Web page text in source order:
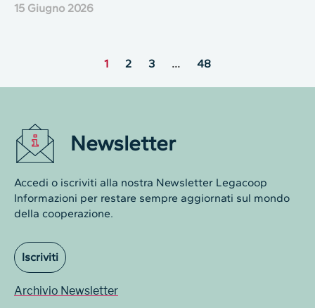
15 Giugno 2026
1 2 3 … 48
Newsletter
Accedi o iscriviti alla nostra Newsletter Legacoop
Informazioni per restare sempre aggiornati sul mondo
della cooperazione.
Iscriviti
Archivio Newsletter